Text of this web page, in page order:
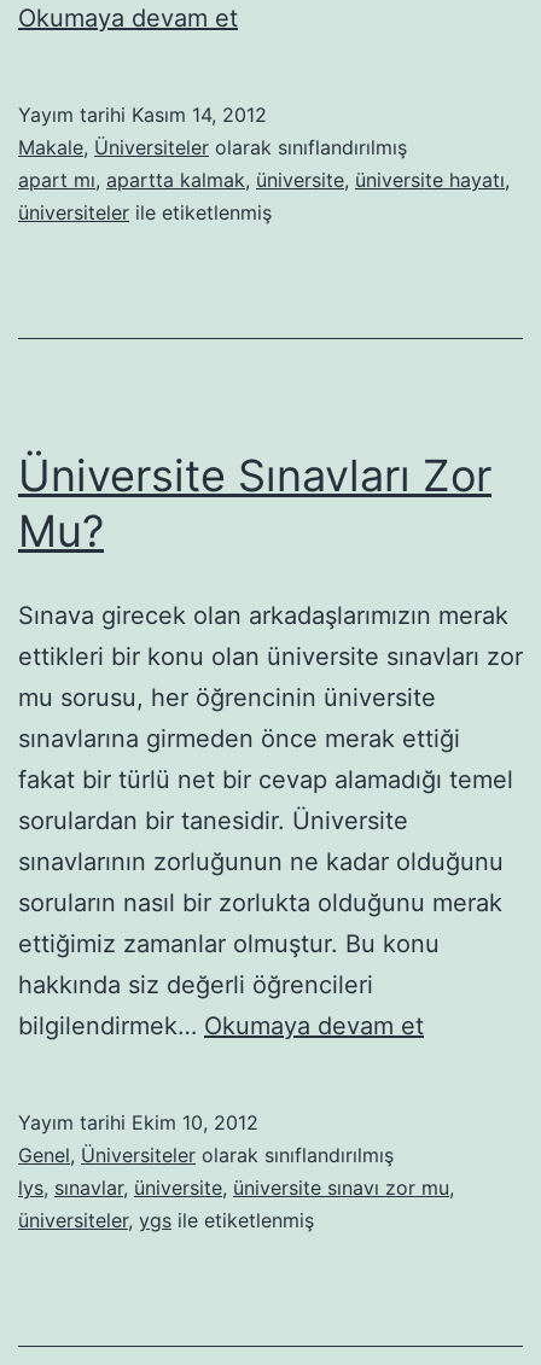
Okumaya devam etEvde
Aparta
Çıkmak
Mı?
Yayım tarihi Kasım 14, 2012
Makale, Üniversiteler olarak sınıflandırılmış
apart mı, apartta kalmak, üniversite, üniversite hayatı,
üniversiteler ile etiketlenmiş
Üniversite Sınavları Zor
Mu?
Sınava girecek olan arkadaşlarımızın merak
ettikleri bir konu olan üniversite sınavları zor
mu sorusu, her öğrencinin üniversite
sınavlarına girmeden önce merak ettiği
fakat bir türlü net bir cevap alamadığı temel
sorulardan bir tanesidir. Üniversite
sınavlarının zorluğunun ne kadar olduğunu
soruların nasıl bir zorlukta olduğunu merak
ettiğimiz zamanlar olmuştur. Bu konu
hakkında siz değerli öğrencileri
bilgilendirmek… Okumaya devam etÜniversite
Yayım tarihi Ekim 10, 2012
Genel, Üniversiteler olarak sınıflandırılmış
lys, sınavlar, üniversite, üniversite sınavı zor mu,
üniversiteler, ygs ile etiketlenmiş